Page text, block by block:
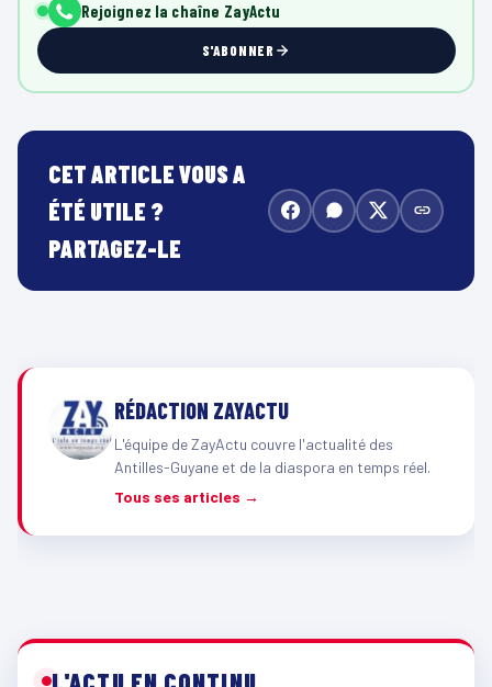
Rejoignez la chaîne ZayActu
S'ABONNER
CET ARTICLE VOUS A
ÉTÉ UTILE ?
PARTAGEZ-LE
RÉDACTION ZAYACTU
L'équipe de ZayActu couvre l'actualité des
Antilles-Guyane et de la diaspora en temps réel.
Tous ses articles →
L'ACTU EN CONTINU